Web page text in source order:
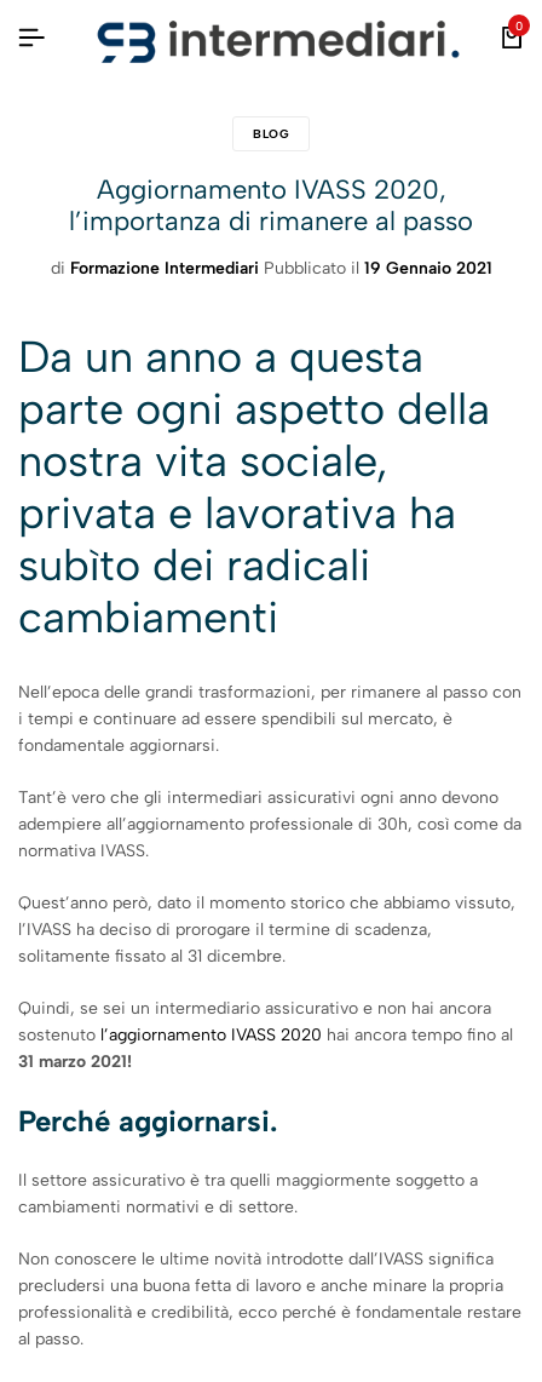
0
BLOG
Aggiornamento IVASS 2020,
l’importanza di rimanere al passo
di Formazione Intermediari Pubblicato il 19 Gennaio 2021
Da un anno a questa
parte ogni aspetto della
nostra vita sociale,
privata e lavorativa ha
subìto dei radicali
cambiamenti
Nell’epoca delle grandi trasformazioni, per rimanere al passo con
i tempi e continuare ad essere spendibili sul mercato, è
fondamentale aggiornarsi.
Tant’è vero che gli intermediari assicurativi ogni anno devono
adempiere all’aggiornamento professionale di 30h, così come da
normativa IVASS.
Quest’anno però, dato il momento storico che abbiamo vissuto,
l’IVASS ha deciso di prorogare il termine di scadenza,
solitamente fissato al 31 dicembre.
Quindi, se sei un intermediario assicurativo e non hai ancora
sostenuto l’aggiornamento IVASS 2020 hai ancora tempo fino al
31 marzo 2021!
Perché aggiornarsi.
Il settore assicurativo è tra quelli maggiormente soggetto a
cambiamenti normativi e di settore.
Non conoscere le ultime novità introdotte dall’IVASS significa
precludersi una buona fetta di lavoro e anche minare la propria
professionalità e credibilità, ecco perché è fondamentale restare
al passo.